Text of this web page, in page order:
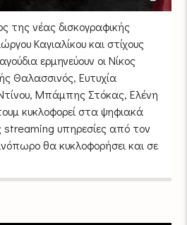
της νέας δισκογραφικής
Καγιαλίκου και στίχους
ερμηνεύουν οι Νίκος
Θαλασσινός, Ευτυχία
Μπάμπης Στόκας, Ελένη
κυκλοφορεί στα ψηφιακά
υπηρεσίες από τον
θα κυκλοφορήσει και σε